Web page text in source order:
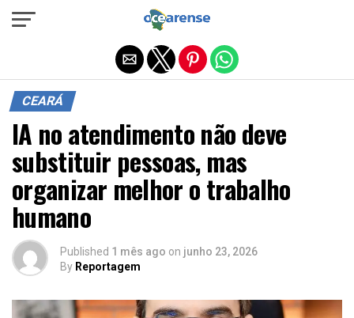
CEARÁ
IA no atendimento não deve
substituir pessoas, mas
organizar melhor o trabalho
humano
Published 1 mês ago on junho 23, 2026
By Reportagem
Sair da versão mobile